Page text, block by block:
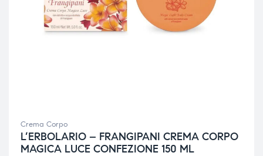
Crema Corpo
L’ERBOLARIO – FRANGIPANI CREMA CORPO
MAGICA LUCE CONFEZIONE 150 ML